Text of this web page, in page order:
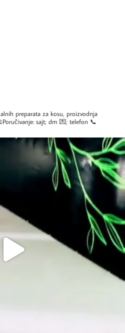
preparata za kosu, proizvodnja
sajt; dm 💌; telefon 📞